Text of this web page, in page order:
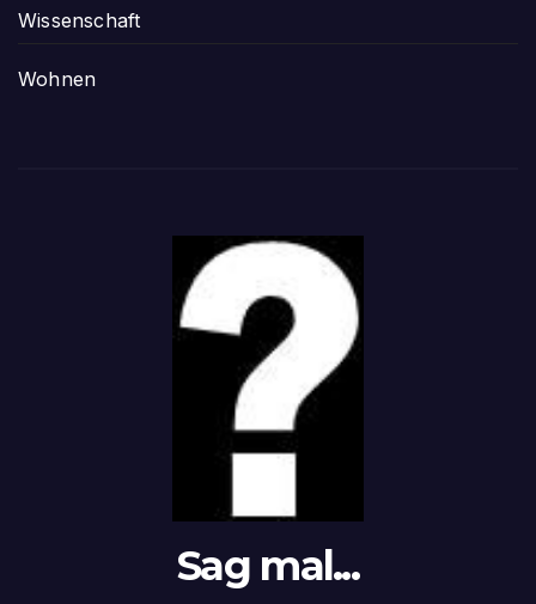
Wissenschaft
Wohnen
Sag mal...